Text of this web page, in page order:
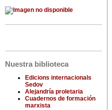
Nuestra biblioteca
Edicions internacionals
Sedov
Alejandría proletaria
Cuadernos de formación
marxista